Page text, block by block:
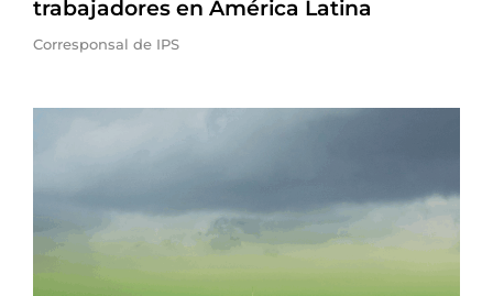
trabajadores en América Latina
Corresponsal de IPS